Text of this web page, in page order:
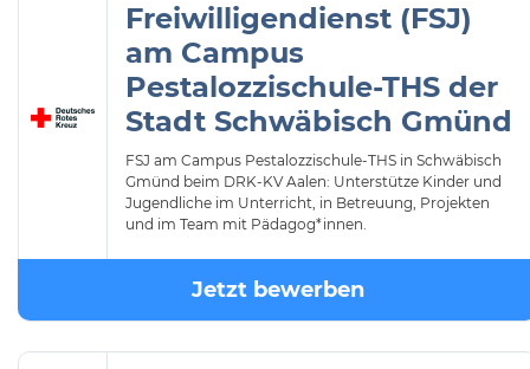
Freiwilligendienst (FSJ)
am Campus
Pestalozzischule-THS der
Stadt Schwäbisch Gmünd
FSJ am Campus Pestalozzischule-THS in Schwäbisch
Gmünd beim DRK-KV Aalen: Unterstütze Kinder und
Jugendliche im Unterricht, in Betreuung, Projekten
und im Team mit Pädagog*innen.
Jetzt bewerben